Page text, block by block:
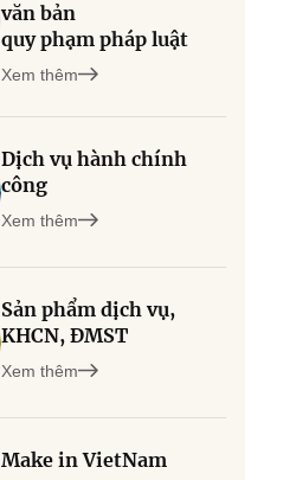
văn bản
quy phạm pháp luật
Xem thêm
Dịch vụ hành chính
công
Xem thêm
Sản phẩm dịch vụ,
KHCN, ĐMST
Xem thêm
Make in VietNam